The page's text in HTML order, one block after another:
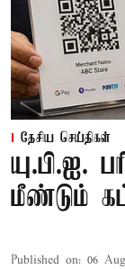
தேசிய செய்திகள்
யு.பி.ஐ.
மீண்டும்
Published on: 06